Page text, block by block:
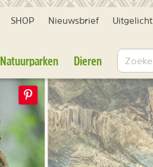
SHOP Nieuwsbrief Uitgelicht
Natuurparken Dieren Zoeken